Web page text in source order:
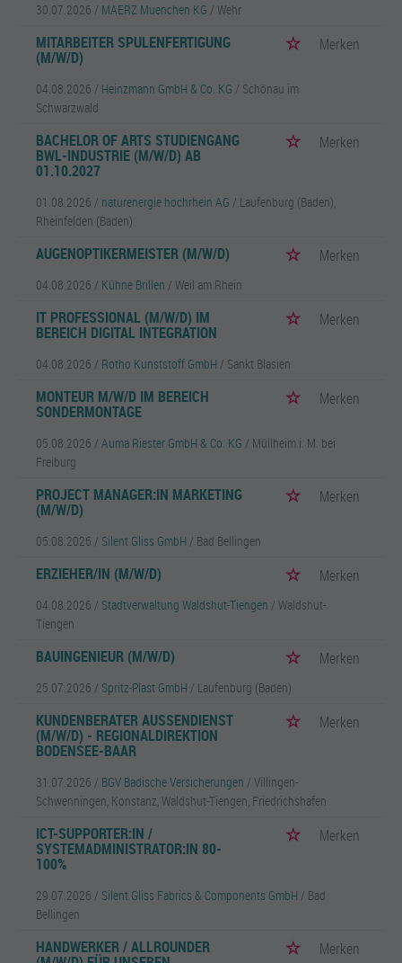
30.07.2026 / MAERZ Muenchen KG / Wehr
MITARBEITER SPULENFERTIGUNG
(M/W/D)
Merken
04.08.2026 / Heinzmann GmbH & Co. KG / Schönau im
Schwarzwald
BACHELOR OF ARTS STUDIENGANG
BWL-INDUSTRIE (M/W/D) AB
01.10.2027
Merken
01.08.2026 / naturenergie hochrhein AG / Laufenburg (Baden),
Rheinfelden (Baden)
AUGENOPTIKERMEISTER (M/W/D) Merken
04.08.2026 / Kühne Brillen / Weil am Rhein
IT PROFESSIONAL (M/W/D) IM
BEREICH DIGITAL INTEGRATION
Merken
04.08.2026 / Rotho Kunststoff GmbH / Sankt Blasien
MONTEUR M/W/D IM BEREICH
SONDERMONTAGE
Merken
05.08.2026 / Auma Riester GmbH & Co. KG / Müllheim i. M. bei
Freiburg
PROJECT MANAGER:IN MARKETING
(M/W/D)
Merken
05.08.2026 / Silent Gliss GmbH / Bad Bellingen
ERZIEHER/IN (M/W/D) Merken
04.08.2026 / Stadtverwaltung Waldshut-Tiengen / Waldshut-
Tiengen
BAUINGENIEUR (M/W/D) Merken
25.07.2026 / Spritz-Plast GmbH / Laufenburg (Baden)
KUNDENBERATER AUSSENDIENST (
M/W/D) - REGIONALDIREKTION B
ODENSEE-BAAR
Merken
31.07.2026 / BGV Badische Versicherungen / Villingen-
Schwenningen, Konstanz, Waldshut-Tiengen, Friedrichshafen
ICT-SUPPORTER:IN /
SYSTEMADMINISTRATOR:IN 80-
100%
Merken
29.07.2026 / Silent Gliss Fabrics & Components GmbH / Bad
Bellingen
HANDWERKER / ALLROUNDER Merken